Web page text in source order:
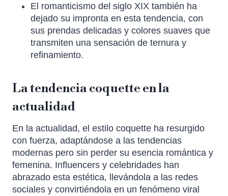
El romanticismo del siglo XIX también ha
dejado su impronta en esta tendencia, con
sus prendas delicadas y colores suaves que
transmiten una sensación de ternura y
refinamiento.
La tendencia coquette en la
actualidad
En la actualidad, el estilo coquette ha resurgido
con fuerza, adaptándose a las tendencias
modernas pero sin perder su esencia romántica y
femenina. Influencers y celebridades han
abrazado esta estética, llevándola a las redes
sociales y convirtiéndola en un fenómeno viral